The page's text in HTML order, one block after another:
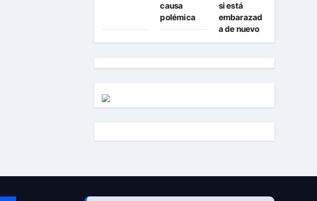
causa
polémica
si está
embarazad
a de nuevo